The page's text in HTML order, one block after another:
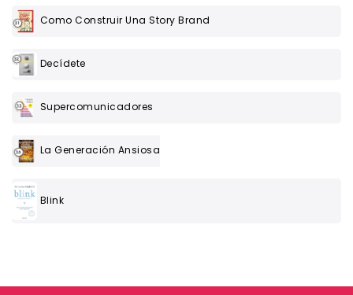
Como Construir Una Story Brand
Decídete
Supercomunicadores
La Generación Ansiosa
Blink